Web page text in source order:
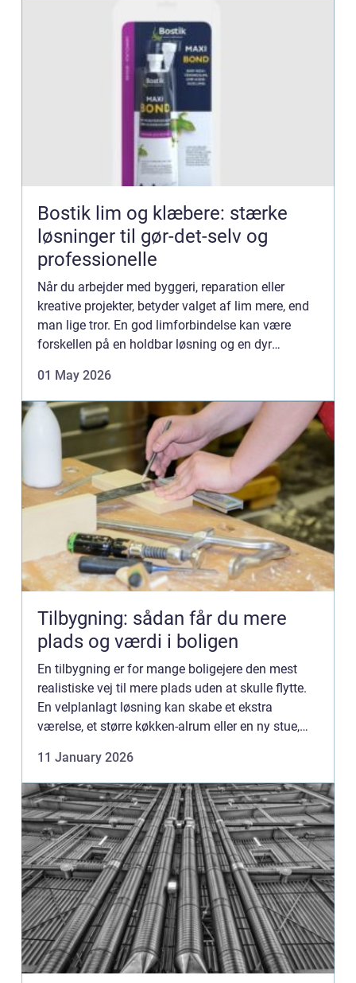
Bostik lim og klæbere: stærke
løsninger til gør-det-selv og
professionelle
Når du arbejder med byggeri, reparation eller
kreative projekter, betyder valget af lim mere, end
man lige tror. En god limforbindelse kan være
forskellen på en holdbar løsning og en dyr
af de produ...
01 May 2026
Tilbygning: sådan får du mere
plads og værdi i boligen
En tilbygning er for mange boligejere den mest
realistiske vej til mere plads uden at skulle flytte.
En velplanlagt løsning kan skabe et ekstra
værelse, et større køkken-alrum eller en ny stue,
11 January 2026